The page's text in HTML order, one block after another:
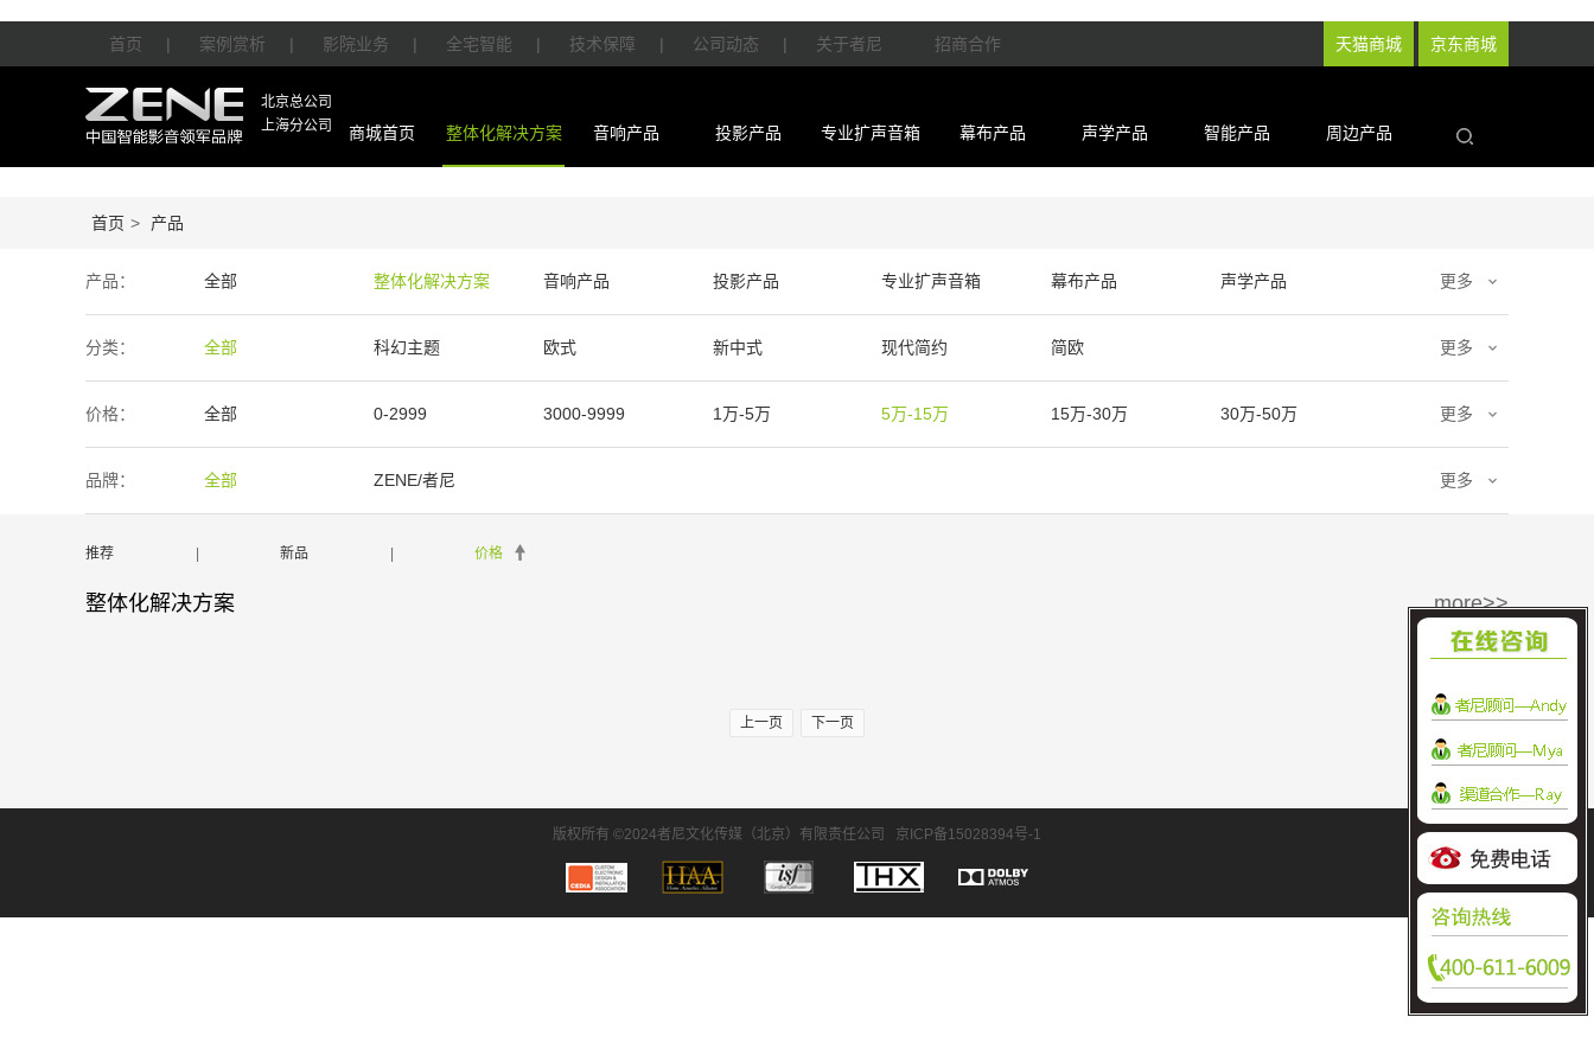
天猫商城 京东商城
首页 | 案例赏析 | 影院业务 | 全宅智能 | 技术保障 | 公司动态 | 关于者尼 招商合作
北京总公司
上海分公司
商城首页 整体化解决方案 音响产品 投影产品 专业扩声音箱 幕布产品 声学产品 智能产品 周边产品
首页 > 产品
产品： 全部 整体化解决方案 音响产品 投影产品 专业扩声音箱 幕布产品 声学产品
智能产品 周边产品
更多
分类： 全部 科幻主题 欧式 新中式 现代简约 简欧 更多
价格： 全部 0-2999 3000-9999 1万-5万 5万-15万 15万-30万 30万-50万
50万-100万 100万以上
更多
品牌： 全部 ZENE/者尼 更多
推荐 新品 价格
整体化解决方案 more>>
上一页 下一页
版权所有 ©2024者尼文化传媒（北京）有限责任公司 京ICP备15028394号-1